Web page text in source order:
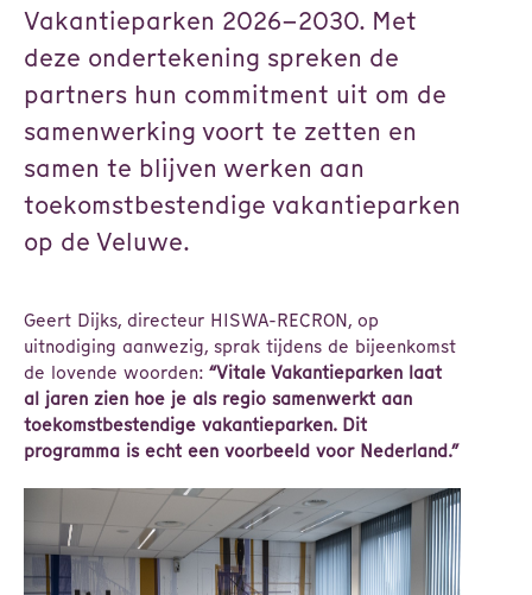
Vakantieparken 2026–2030. Met
deze ondertekening spreken de
partners hun commitment uit om de
samenwerking voort te zetten en
samen te blijven werken aan
toekomstbestendige vakantieparken
op de Veluwe.
Geert Dijks, directeur HISWA-RECRON, op
uitnodiging aanwezig, sprak tijdens de bijeenkomst
de lovende woorden: “Vitale Vakantieparken laat
al jaren zien hoe je als regio samenwerkt aan
toekomstbestendige vakantieparken. Dit
programma is echt een voorbeeld voor Nederland.”